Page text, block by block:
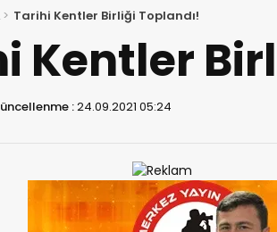
Tarihi Kentler Birliği Toplandı!
Kentler
:24.09.2021 05:24